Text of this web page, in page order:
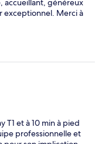
accueillant, généreux
exceptionnel. Merci à
T1 et à 10 min à pied
professionnelle et